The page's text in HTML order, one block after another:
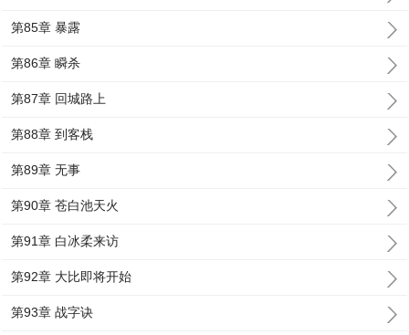
第85章 暴露
第86章 瞬杀
第87章 回城路上
第88章 到客栈
第89章 无事
第90章 苍白池天火
第91章 白冰柔来访
第92章 大比即将开始
第93章 战字诀